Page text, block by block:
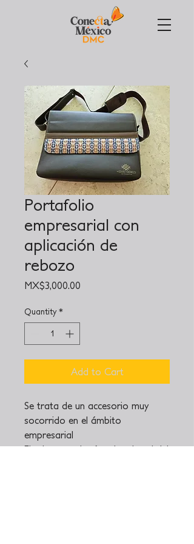
Portafolio
empresarial con
aplicación de
rebozo
MX$3,000.00
Quantity *
Add to Cart
Se trata de un accesorio muy
socorrido en el ámbito
empresarial
El rebozo es la síntesis cultural del